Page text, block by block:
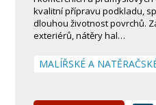
kvalitní přípravu podkladu,
dlouhou životnost povrchů.
exteriérů, nátěry hal…
MALÍŘSKÉ A